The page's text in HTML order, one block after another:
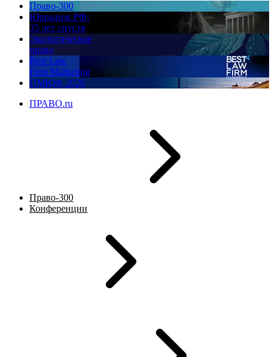
Право-300
Юррынок РФ:
35 лет спустя
Экологическое
право
Best Law
Firm Marketing
ПМЮФ 2026
ПРАВО.ru
Право-300
Конференции